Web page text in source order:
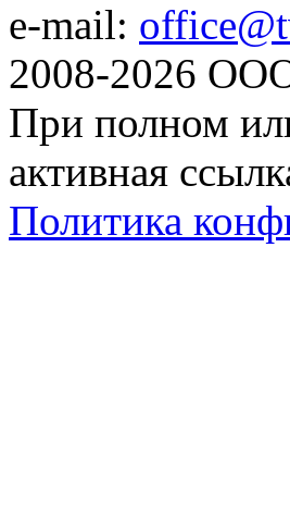
e-mail:
2008-2026
При полном
активная
Политика